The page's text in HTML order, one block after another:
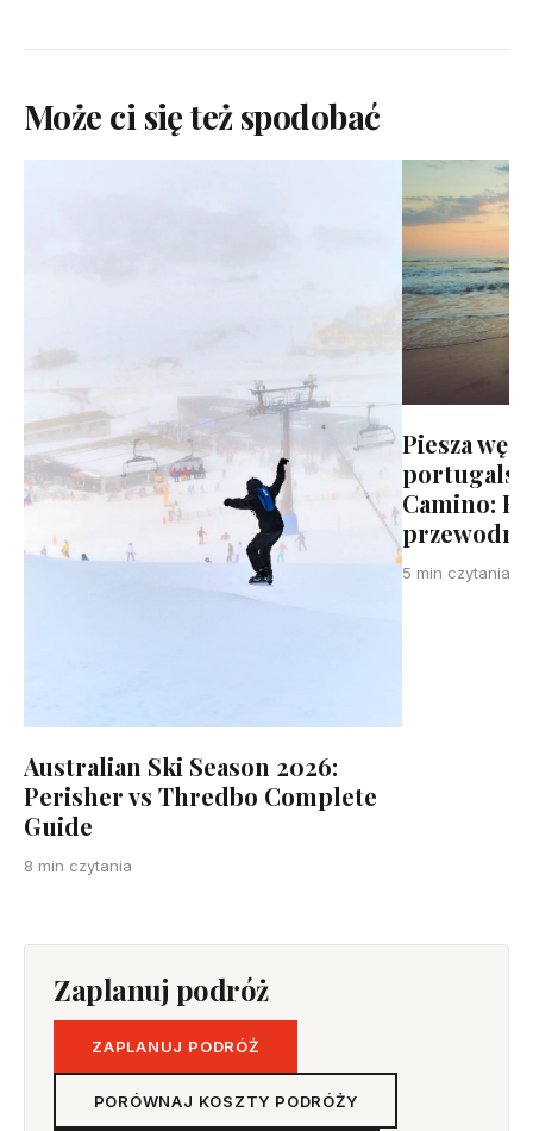
Może ci się też spodobać
Australian Ski Season 2026:
Perisher vs Thredbo Complete
Guide
8 min czytania
Piesza
Camino:
5 min czytania
Zaplanuj podróż
ZAPLANUJ PODRÓŻ
PORÓWNAJ KOSZTY PODRÓŻY